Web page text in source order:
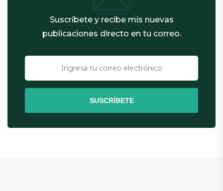
Suscríbete y recibe mis nuevas
publicaciones directo en tu correo.
SUSCRÍBETE